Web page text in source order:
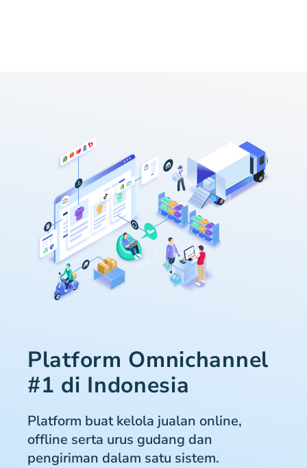
Platform Omnichannel
#1 di Indonesia
Platform buat kelola jualan online,
offline serta urus gudang dan
pengiriman dalam satu sistem.